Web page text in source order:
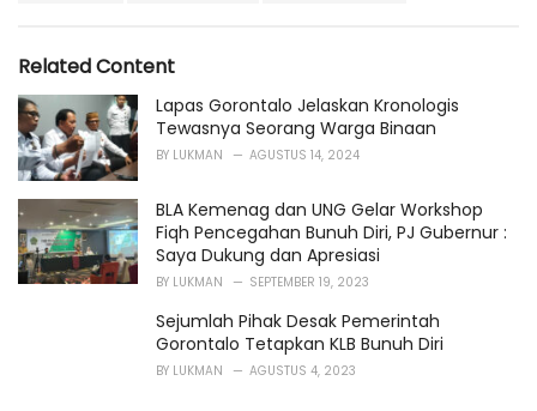
r
i
e
s
:
:Related Content
Lapas Gorontalo Jelaskan Kronologis
Tewasnya Seorang Warga Binaan
BY LUKMAN AGUSTUS 14, 2024
BLA Kemenag dan UNG Gelar Workshop
Fiqh Pencegahan Bunuh Diri, PJ Gubernur :
Saya Dukung dan Apresiasi
BY LUKMAN SEPTEMBER 19, 2023
Sejumlah Pihak Desak Pemerintah
Gorontalo Tetapkan KLB Bunuh Diri
BY LUKMAN AGUSTUS 4, 2023